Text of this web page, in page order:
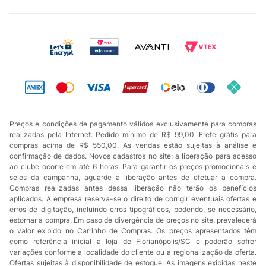
Preços e condições de pagamento válidos exclusivamente para compras
realizadas pela Internet. Pedido mínimo de R$ 99,00. Frete grátis para
compras acima de R$ 550,00. As vendas estão sujeitas à análise e
confirmação de dados. Novos cadastros no site: a liberação para acesso
ao clube ocorre em até 6 horas. Para garantir os preços promocionais e
selos da campanha, aguarde a liberação antes de efetuar a compra.
Compras realizadas antes dessa liberação não terão os benefícios
aplicados. A empresa reserva-se o direito de corrigir eventuais ofertas e
erros de digitação, incluindo erros tipográficos, podendo, se necessário,
estornar a compra. Em caso de divergência de preços no site, prevalecerá
o valor exibido no Carrinho de Compras. Os preços apresentados têm
como referência inicial a loja de Florianópolis/SC e poderão sofrer
variações conforme a localidade do cliente ou a regionalização da oferta.
Ofertas sujeitas à disponibilidade de estoque. As imagens exibidas neste